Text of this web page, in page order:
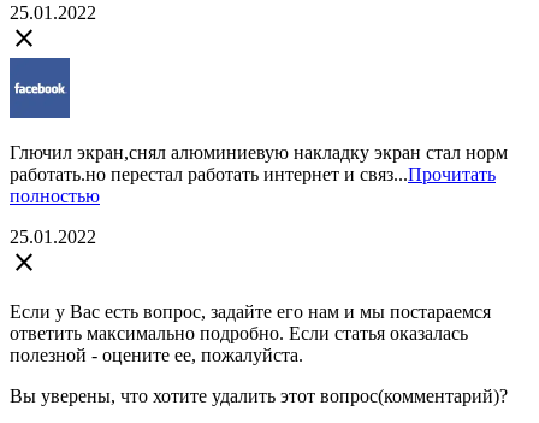
25.01.2022
close
Глючил экран,снял алюминиевую накладку экран стал норм
работать.но перестал работать интернет и связ...Прочитать
полностью
25.01.2022
close
Если у Вас есть вопрос, задайте его нам и мы постараемся
ответить максимально подробно. Если статья оказалась
полезной - оцените ее, пожалуйста.
Вы уверены, что хотите удалить этот вопрос(комментарий)?